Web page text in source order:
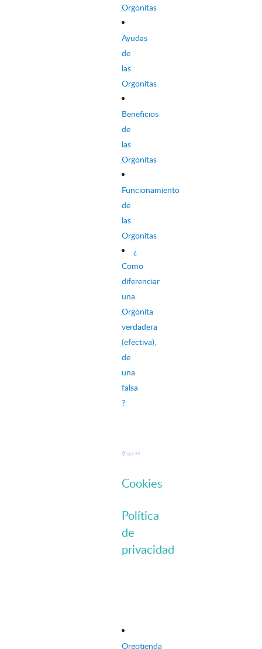
Orgonitas
Ayudas
de
las
Orgonitas
Beneficios
de
las
Orgonitas
Funcionamiento
de
las
Orgonitas
¿
Como
diferenciar
una
Orgonita
verdadera
(efectiva),
de
una
falsa
?
Cookies
Política
de
privacidad
Orgotienda